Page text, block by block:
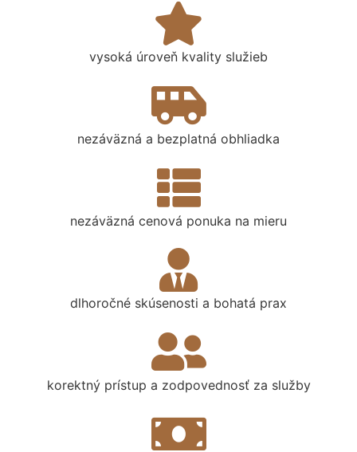
vysoká úroveň kvality služieb
nezáväzná a bezplatná obhliadka
nezáväzná cenová ponuka na mieru
dlhoročné skúsenosti a bohatá prax
korektný prístup a zodpovednosť za služby